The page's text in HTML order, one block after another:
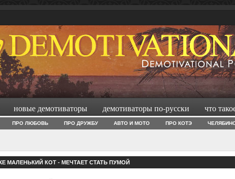
новые демотиваторы демотиваторы по-русски что
ПРО ЛЮБОВЬ ПРО ДРУЖБУ АВТО И МОТО ПРО КОТЭ
МАЛЕНЬКИЙ КОТ - МЕЧТАЕТ СТАТЬ ПУМОЙ